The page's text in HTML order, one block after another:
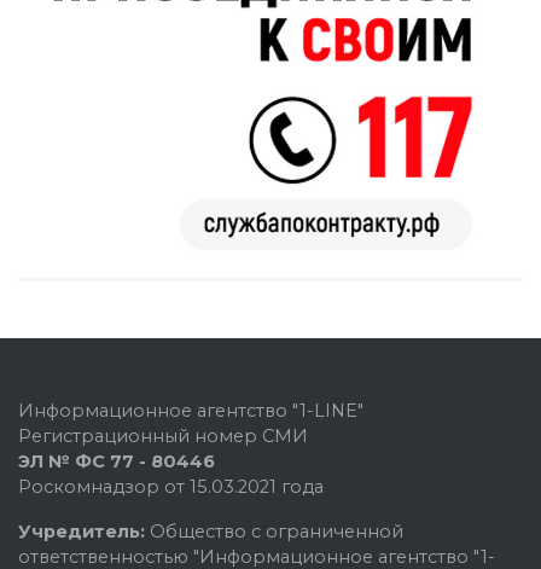
Информационное агентство "1-LINE"
Регистрационный номер СМИ
ЭЛ № ФС 77 - 80446
Роскомнадзор от 15.03.2021 года
Учредитель: Общество с ограниченной
ответственностью "Информационное агентство "1-